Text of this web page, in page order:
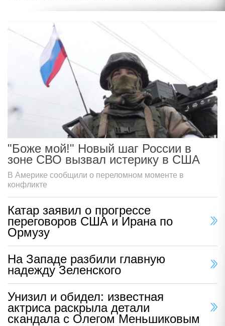
"Боже мой!" Новый шаг России в
зоне СВО вызвал истерику в США
В Америке сообщили о переломном моменте в
конфликте
Катар заявил о прогрессе
переговоров США и Ирана по
Ормузу
На Западе разбили главную
надежду Зеленского
Унизил и обидел: известная
актриса раскрыла детали
скандала с Олегом Меньшиковым